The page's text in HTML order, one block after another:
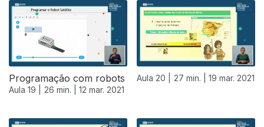
Programação com robots
Aula 19 | 26 min. | 12 mar. 2021
Aula 20 | 27 min. | 19 mar. 2021